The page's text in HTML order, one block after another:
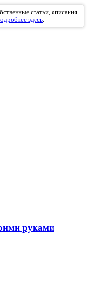
статьи, описания
здесь.
руками